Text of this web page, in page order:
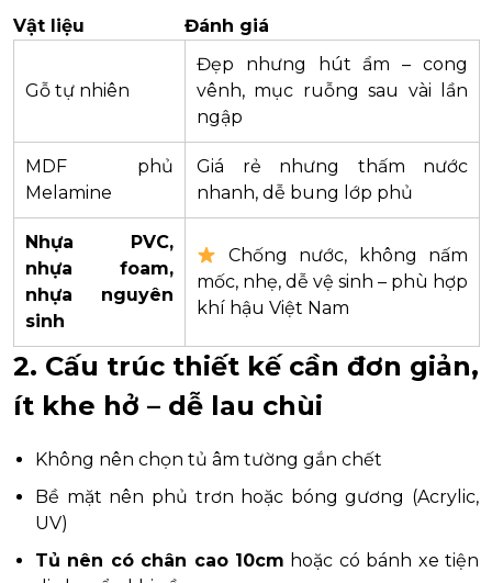
Vật liệu Đánh giá
Gỗ tự nhiên
Đẹp nhưng hút ẩm – cong
vênh, mục ruỗng sau vài lần
ngập
MDF phủ
Melamine
Giá rẻ nhưng thấm nước
nhanh, dễ bung lớp phủ
Nhựa PVC,
nhựa foam,
nhựa nguyên
sinh
Chống nước, không nấm
mốc, nhẹ, dễ vệ sinh – phù hợp
khí hậu Việt Nam
2. Cấu trúc thiết kế cần đơn giản,
ít khe hở – dễ lau chùi
Không nên chọn tủ âm tường gắn chết
Bề mặt nên phủ trơn hoặc bóng gương (Acrylic,
UV)
Tủ nên có chân cao 10cm hoặc có bánh xe tiện